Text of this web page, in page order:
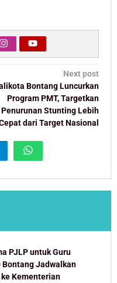
Next post
Bontang Luncurkan
Program PMT, Targetkan
Penurunan Stunting Lebih
dari Target Nasional
PJLP untuk Guru
Bontang Jadwalkan
Kementerian